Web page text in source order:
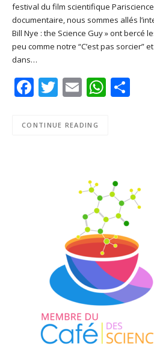
Apple Podcasts
Google Play
Podcast Addict
RSS FEED
SHARE
LINK
EMBED
festival du film scientifique
documentaire, nous sommes allés
Bill Nye : the Science Guy » ont bercé
peu comme notre “C’est pas sorcier”
dans…
Facebook
Twitter
Email
CONTINUE READING